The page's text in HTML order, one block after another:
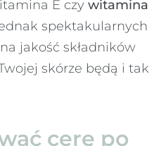
E czy witamina
spektakularnych
jakość składników
skórze będą i tak
cerę po